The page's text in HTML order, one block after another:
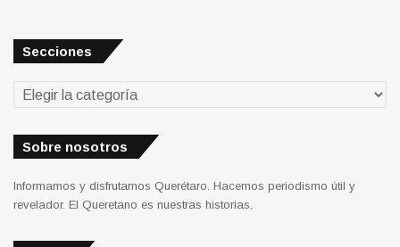
Secciones
Secciones
Sobre nosotros
Informamos y disfrutamos Querétaro. Hacemos periodismo útil y
revelador. El Queretano es nuestras historias.